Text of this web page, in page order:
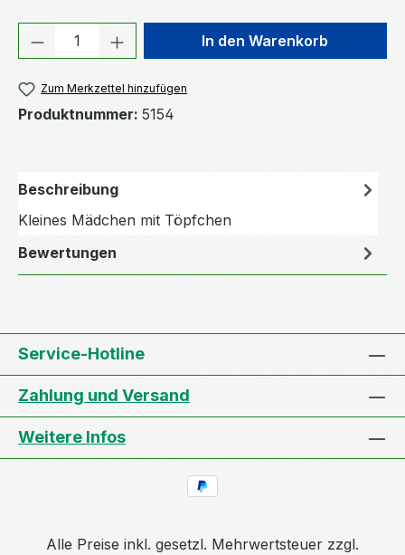
Produkt Anzahl: Gib denIn den Warenkorb
Zum Merkzettel hinzufügen
Produktnummer: 5154
Beschreibung
Kleines Mädchen mit Töpfchen
Bewertungen
Service-Hotline
Zahlung und Versand
Weitere Infos
Alle Preise inkl. gesetzl. Mehrwertsteuer zzgl.